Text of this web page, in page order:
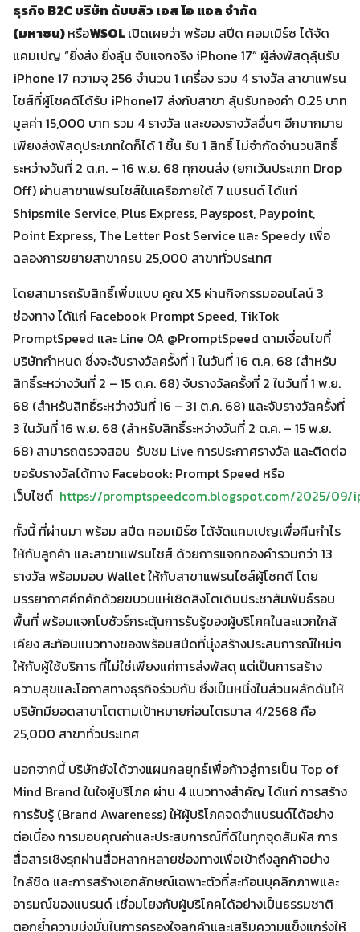
ธุรกิจ B2C บริษัท ดับบลิว เอส โอ แอล จำกัด
(มหาชน)หรือWSOLเปิดเผยว่า พร้อม สปีด คอมเมิร์ซ ได้จัด
แคมเปญ “ยิ่งส่ง ยิ่งลุ้น จับแจกจริง iPhone 17” ผู้ส่งพัสดุลุ้นรับ
iPhone 17 ความจุ 256 จำนวน 1 เครื่อง รวม 4 รางวัล สาขาแฟรน
ไชส์ที่ผู้โชคดีได้รับ iPhone17 ส่งกับสาขา ลุ้นรับทองคำ 0.25 บาท
มูลค่า 15,000 บาท รวม 4 รางวัล และของรางวัลอื่นๆ อีกมากมาย
เพียงส่งพัสดุประเภทใดก็ได้ 1 ชิ้น รับ 1 สิทธิ์ ไม่จำกัดจำนวนสิทธิ์
ระหว่างวันที่ 2 ต.ค. – 16 พ.ย. 68 ทุกขนส่ง (ยกเว้นประเภท Drop
Off) ผ่านสาขาแฟรนไชส์ในเครือภายใต้ 7 แบรนด์ ได้แก่
Shipsmile Service, Plus Express, Payspost, Paypoint,
Point Express, The Letter Post Service และ Speedy เพื่อ
ฉลองการขยายสาขาครบ 25,000 สาขาทั่วประเทศ
โดยสามารถรับสิทธิ์เพิ่มแบบ คูณ X5 ผ่านกิจกรรมออนไลน์ 3
ช่องทาง ได้แก่ Facebook Prompt Speed, TikTok
PromptSpeed และ Line OA @PromptSpeed ตามเงื่อนไขที่
บริษัทกำหนด ซึ่งจะจับรางวัลครั้งที่ 1 ในวันที่ 16 ต.ค. 68 (สำหรับ
สิทธิ์ระหว่างวันที่ 2 – 15 ต.ค. 68) จับรางวัลครั้งที่ 2 ในวันที่ 1 พ.ย.
68 (สำหรับสิทธิ์ระหว่างวันที่ 16 – 31 ต.ค. 68) และจับรางวัลครั้งที่
3 ในวันที่ 16 พ.ย. 68 (สำหรับสิทธิ์ระหว่างวันที่ 2 ต.ค. – 15 พ.ย.
68) สามารถตรวจสอบ รับชม Live การประกาศรางวัล และติดต่อ
ขอรับรางวัลได้ทาง Facebook: Prompt Speed หรือ
เว็บไซต์ https://promptspeedcom.blogspot.com/2025/09/
ทั้งนี้ ที่ผ่านมา พร้อม สปีด คอมเมิร์ซ ได้จัดแคมเปญเพื่อคืนกำไร
ให้กับลูกค้า และสาขาแฟรนไชส์ ด้วยการแจกทองคำรวมกว่า 13
รางวัล พร้อมมอบ Wallet ให้กับสาขาแฟรนไชส์ผู้โชคดี โดย
บรรยากาศคึกคักด้วยขบวนแห่เชิดสิงโตเดินประชาสัมพันธ์รอบ
พื้นที่ พร้อมแจกโบชัวร์กระตุ้นการรับรู้ของผู้บริโภคในละแวกใกล้
เคียง สะท้อนแนวทางของพร้อมสปีดที่มุ่งสร้างประสบการณ์ใหม่ๆ
ให้กับผู้ใช้บริการ ที่ไม่ใช่เพียงแค่การส่งพัสดุ แต่เป็นการสร้าง
ความสุขและโอกาสทางธุรกิจร่วมกัน ซึ่งเป็นหนึ่งในส่วนผลักดันให้
บริษัทมียอดสาขาโตตามเป้าหมายก่อนไตรมาส 4/2568 คือ
25,000 สาขาทั่วประเทศ
นอกจากนี้ บริษัทยังได้วางแผนกลยุทธ์เพื่อก้าวสู่การเป็น Top of
Mind Brand ในใจผู้บริโภค ผ่าน 4 แนวทางสำคัญ ได้แก่ การสร้าง
การรับรู้ (Brand Awareness) ให้ผู้บริโภคจดจำแบรนด์ได้อย่าง
ต่อเนื่อง การมอบคุณค่าและประสบการณ์ที่ดีในทุกจุดสัมผัส การ
สื่อสารเชิงรุกผ่านสื่อหลากหลายช่องทางเพื่อเข้าถึงลูกค้าอย่าง
ใกล้ชิด และการสร้างเอกลักษณ์เฉพาะตัวที่สะท้อนบุคลิกภาพและ
อารมณ์ของแบรนด์ เชื่อมโยงกับผู้บริโภคได้อย่างเป็นธรรมชาติ
ตอกย้ำความมุ่งมั่นในการครองใจลูกค้าและเสริมความแข็งแกร่งให้